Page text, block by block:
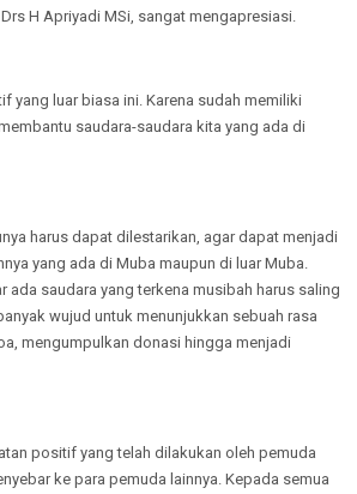
H Apriyadi MSi, sangat mengapresiasi.
yang luar biasa ini. Karena sudah memiliki
saudara-saudara kita yang ada di
harus dapat dilestarikan, agar dapat menjadi
yang ada di Muba maupun di luar Muba.
ada saudara yang terkena musibah harus saling
wujud untuk menunjukkan sebuah rasa
mengumpulkan donasi hingga menjadi
positif yang telah dilakukan oleh pemuda
ke para pemuda lainnya. Kepada semua